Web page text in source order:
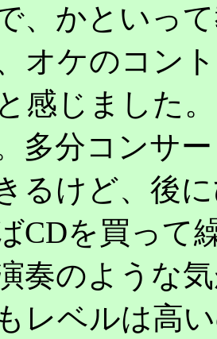
、かといっ
オケのコン
感じました
多分コンサ
るけど、後
CDを買って
奏のような
レベルは高